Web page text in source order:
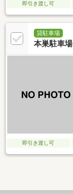
即引き渡し可
貸駐車場
本巣駐車場
即引き渡し可